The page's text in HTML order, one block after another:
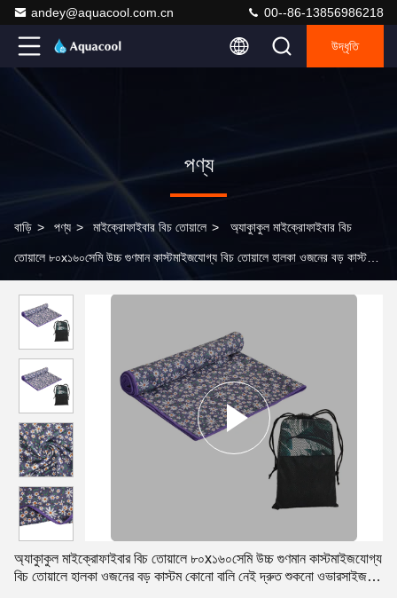
andey@aquacool.com.cn 00--86-13856986218
উদ্ধৃতি
পণ্য
বাড়ি > পণ্য > মাইক্রোফাইবার বিচ তোয়ালে > অ্যাকুাকুল মাইক্রোফাইবার বিচ
তোয়ালে ৮০x১৬০সেমি উচ্চ গুণমান কাস্টমাইজযোগ্য বিচ তোয়ালে হালকা ওজনের বড় কাস্টম
অ্যাকুাকুল মাইক্রোফাইবার বিচ তোয়ালে ৮০x১৬০সেমি উচ্চ গুণমান কাস্টমাইজযোগ্য
বিচ তোয়ালে হালকা ওজনের বড় কাস্টম কোনো বালি নেই দ্রুত শুকনো ওভারসাইজড